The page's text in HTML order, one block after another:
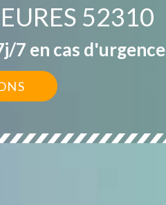
52310
7 en cas d'urgence